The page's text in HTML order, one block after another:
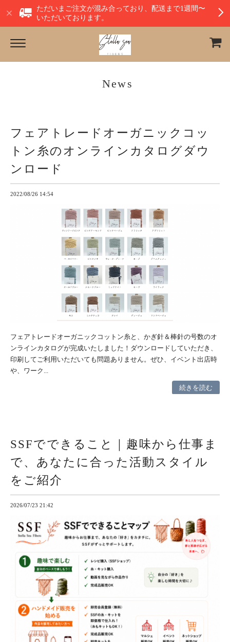
ただいまご注文が混み合っており、配送まで1週間〜
いただいております。
News
フェアトレードオーガニックコッ
トン糸のオンラインカタログダウ
ンロード
2022/08/26 14:54
フェアトレードオーガニックコットン糸と、かぎ針＆棒針の号数のオ
ンラインカタログが完成いたしました！ダウンロードしていただき、
印刷してご利用いただいても問題ありません。ぜひ、イベント出店時
や、ワーク...
続きを読む
SSFでできること｜趣味から仕事ま
で、あなたに合った活動スタイル
をご紹介
2026/07/23 21:42